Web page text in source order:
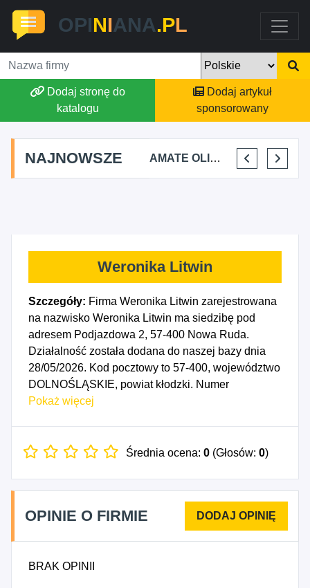
OPINIANA.PL
Dodaj stronę do
katalogu
Dodaj artykuł
sponsorowany
NAJNOWSZE
ALEKSANDRA BAKA AMATE OLIWIA KIRKIEWICZ KAJU BUS JUSTYNA JASTRZĘBSKA
Weronika Litwin
Szczegóły: Firma Weronika Litwin zarejestrowana
na nazwisko Weronika Litwin ma siedzibę pod
adresem Podjazdowa 2, 57-400 Nowa Ruda.
Działalność została dodana do naszej bazy dnia
28/05/2026. Kod pocztowy to 57-400, województwo
DOLNOŚLĄSKIE, powiat kłodzki. Numer
Identyfikacji Podatkowej NIP to 8851649207, a
gospodarczej przypada na dzień 25/05/2026.
Pokaż więcej
Średnia ocena: 0 (Głosów: 0)
OPINIE O FIRMIE
BRAK OPINII